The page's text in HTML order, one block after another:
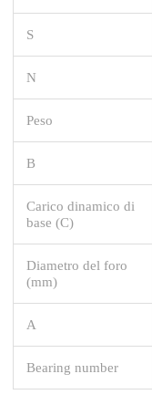
S
N
Peso
B
Carico dinamico di
base (C)
Diametro del foro
(mm)
A
Bearing number